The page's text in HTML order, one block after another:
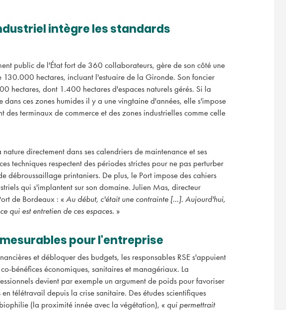
intègre les standards
public de l'État fort de 360 collaborateurs, gère de son côté une
130.000 hectares, incluant l'estuaire de la Gironde. Son foncier
hectares, dont 1.400 hectares d'espaces naturels gérés. Si la
dans ces zones humides il y a une vingtaine d'années, elle s'impose
des terminaux de commerce et des zones industrielles comme celle
directement dans ses calendriers de maintenance et ses
techniques respectent des périodes strictes pour ne pas perturber
débroussaillage printaniers. De plus, le Port impose des cahiers
qui s'implantent sur son domaine. Julien Mas, directeur
de Bordeaux : « Au début, c'était une contrainte [...]. Aujourd'hui,
qui est entretien de ces espaces. »
pour l'entreprise
et débloquer des budgets, les responsables RSE s'appuient
bénéfices économiques, sanitaires et managériaux. La
devient par exemple un argument de poids pour favoriser
télétravail depuis la crise sanitaire. Des études scientifiques
(la proximité innée avec la végétation), « qui permettrait
bioGNV, a de grandes
ambitions
En 2050, la région pourrait devenir
autonome dans cette énergie plus propre et
générer des milliers d'emplois sur tout le
territoire.